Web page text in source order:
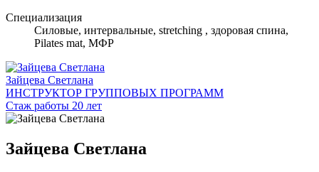
Специализация
Cиловые, интервальные, stretching , здоровая спина,
Pilates mat, МФР
Зайцева Светлана
ИНСТРУКТОР ГРУППОВЫХ ПРОГРАММ
Стаж работы 20 лет
Зайцева Светлана